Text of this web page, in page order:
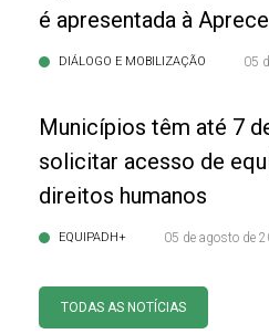
é apresentada à Aprece
DIÁLOGO E MOBILIZAÇÃO 05
Municípios têm até 7
solicitar acesso de
direitos humanos
EQUIPADH+ 05 de agosto de
TODAS AS NOTÍCIAS